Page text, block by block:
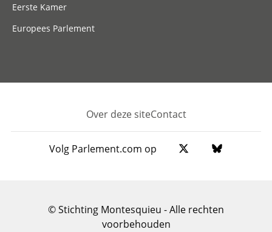
Eerste Kamer
Europees Parlement
Footer
Over deze siteContact
Volg Parlement.com op
© Stichting Montesquieu - Alle rechten
voorbehouden